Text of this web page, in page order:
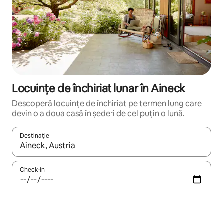
Locuințe de închiriat lunar în Aineck
Descoperă locuințe de închiriat pe termen lung care
devin o a doua casă în șederi de cel puțin o lună.
Destinație
Când se încarcă rezultatele, navighează folosind tastele
Check-in